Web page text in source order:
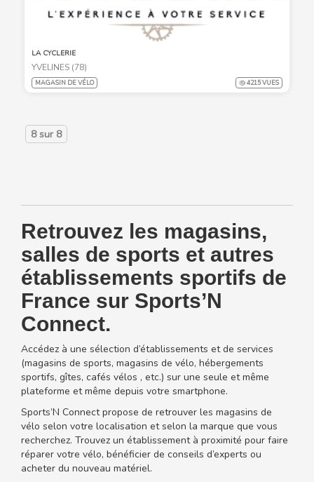
LA CYCLERIE
YVELINES (78)
MAGASIN DE VÉLO 4215 VUES
8sur 8
Retrouvez les magasins,
salles de sports et autres
établissements sportifs de
France sur Sports’N
Connect.
Accédez à une sélection d’établissements et de services
(magasins de sports, magasins de vélo, hébergements
sportifs, gîtes, cafés vélos , etc.) sur une seule et même
plateforme et même depuis votre smartphone.
Sports’N Connect propose de retrouver les magasins de
vélo selon votre localisation et selon la marque que vous
recherchez. Trouvez un établissement à proximité pour faire
réparer votre vélo, bénéficier de conseils d’experts ou
acheter du nouveau matériel.